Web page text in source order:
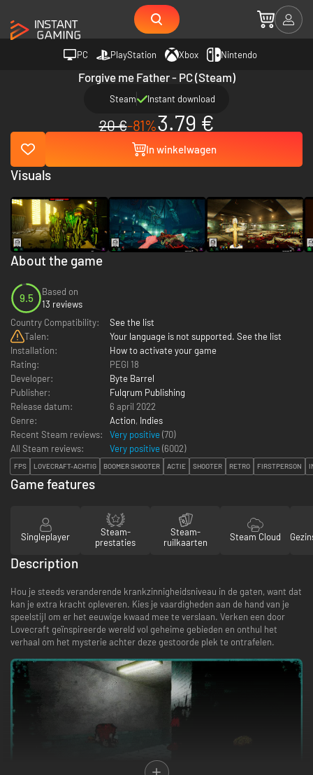
PC PlayStation Xbox Nintendo
Forgive me Father - PC (Steam)
Steam Instant download
20 €-81%3.79 €
In winkelwagen
About the game
9.5
Based on
13 reviews
Country Compatibility:
See the list
Talen:
Your language is not supported. See the list
Installation:
How to activate your game
Rating:
PEGI 18
Developer:
Byte Barrel
Publisher:
Fulqrum Publishing
Release datum:
6 april 2022
Genre:
Action, Indies
Recent Steam reviews:
Very positive (70)
All Steam reviews:
Very positive (6002)
FPS LOVECRAFT-ACHTIG BOOMER SHOOTER ACTIE SHOOTER RETRO FIRSTPERSON
Visuals
Game features
Singleplayer
Steam-
prestaties
Steam-
ruilkaarten
Steam Cloud
Description
Hou je steeds veranderende krankzinnigheidsniveau in de gaten, want dat
kan je extra kracht opleveren. Kies je vaardigheden aan de hand van je
speelstijl om er het eeuwige kwaad mee te verslaan. Verken een door
Lovecraft geïnspireerde wereld vol geheime gebieden en onthul het
verhaal om het mysterie achter deze gestoorde plek te ontrafelen.